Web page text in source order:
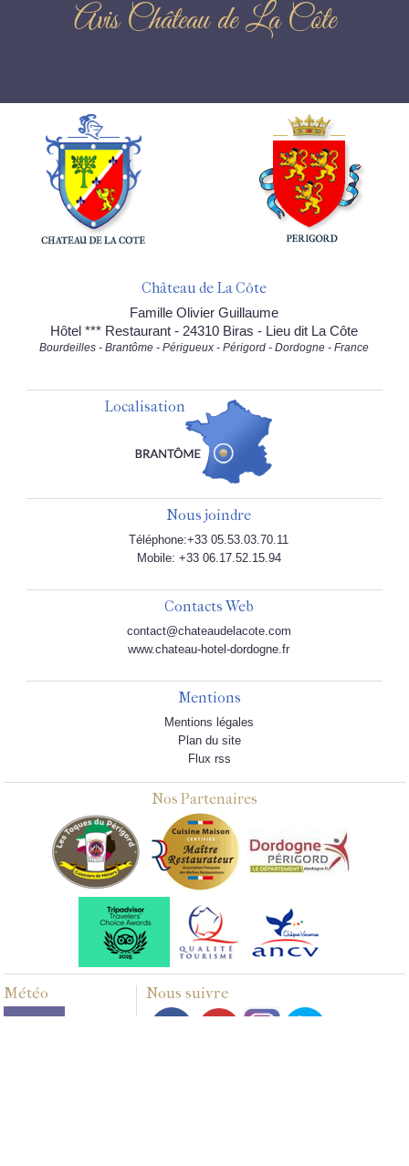
Avis Château de La Côte
Château de La Côte
Famille Olivier Guillaume
Hôtel *** Restaurant - 24310 Biras - Lieu dit La Côte
Bourdeilles - Brantôme - Périgueux - Périgord - Dordogne - France
Localisation
Nous joindre
Téléphone:+33 05.53.03.70.11
Mobile: +33 06.17.52.15.94
Contacts Web
contact@chateaudelacote.com
www.chateau-hotel-dordogne.fr
Mentions
Mentions légales
Plan du site
Flux rss
Nos Partenaires
Météo Nous suivre